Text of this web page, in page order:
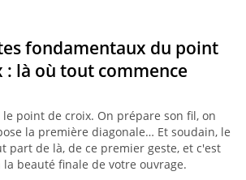
fondamentaux du point
: là où tout commence
point de croix. On prépare son fil, on
la première diagonale… Et soudain, le
part de là, de ce premier geste, et c'est
beauté finale de votre ouvrage.